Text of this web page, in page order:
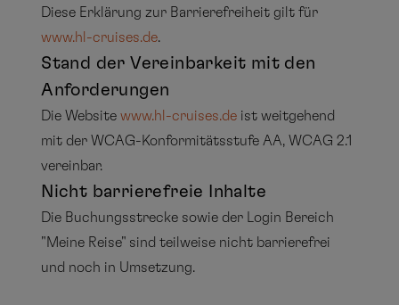
Diese Erklärung zur Barrierefreiheit gilt für
www.hl-cruises.de.
Stand der Vereinbarkeit mit den
Anforderungen
Die Websitewww.hl-cruises.de ist weitgehend
mit der WCAG-Konformitätsstufe AA, WCAG 2.1
vereinbar.
Nicht barrierefreie Inhalte
Die Buchungsstrecke sowie der Login Bereich
"Meine Reise" sind teilweise nicht barrierefrei
und noch in Umsetzung.